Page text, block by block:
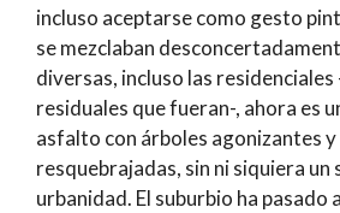
incluso aceptarse como gesto
se mezclaban
diversas, incluso las residenciales
residuales que fueran-, ahora es
asfalto con árboles agonizantes y
resquebrajadas, sin ni siquiera un
urbanidad. El suburbio ha pasado